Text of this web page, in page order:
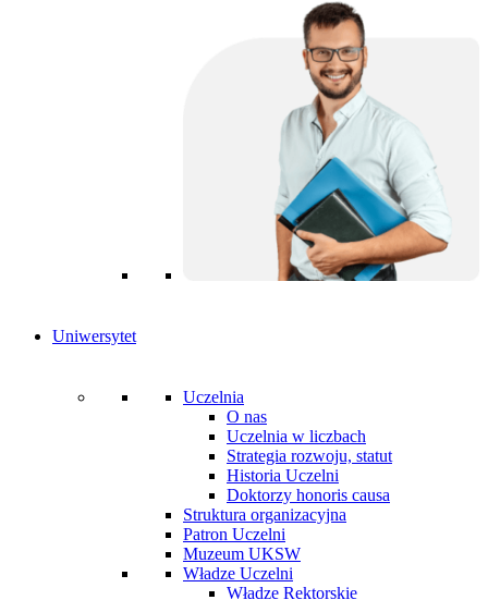
Uniwersytet
Uczelnia
O nas
Uczelnia w liczbach
Strategia rozwoju, statut
Historia Uczelni
Doktorzy honoris causa
Struktura organizacyjna
Patron Uczelni
Muzeum UKSW
Władze Uczelni
Władze Rektorskie